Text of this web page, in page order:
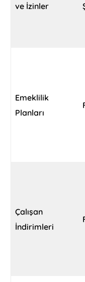
ve İzinler
Emeklilik
Planları
Çalışan
İndirimleri